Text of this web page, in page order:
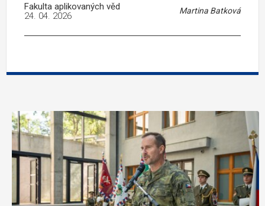
Fakulta aplikovaných věd Martina Batková
24. 04. 2026